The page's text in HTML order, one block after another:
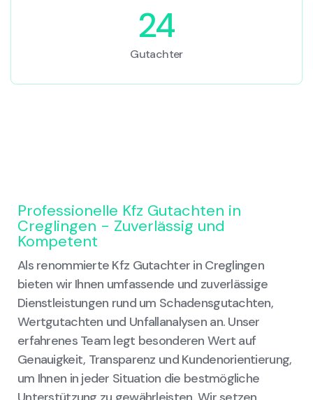
24
Gutachter
Professionelle Kfz Gutachten in
Creglingen - Zuverlässig und
Kompetent
Als renommierte Kfz Gutachter in Creglingen
bieten wir Ihnen umfassende und zuverlässige
Dienstleistungen rund um Schadensgutachten,
Wertgutachten und Unfallanalysen an. Unser
erfahrenes Team legt besonderen Wert auf
Genauigkeit, Transparenz und Kundenorientierung,
um Ihnen in jeder Situation die bestmögliche